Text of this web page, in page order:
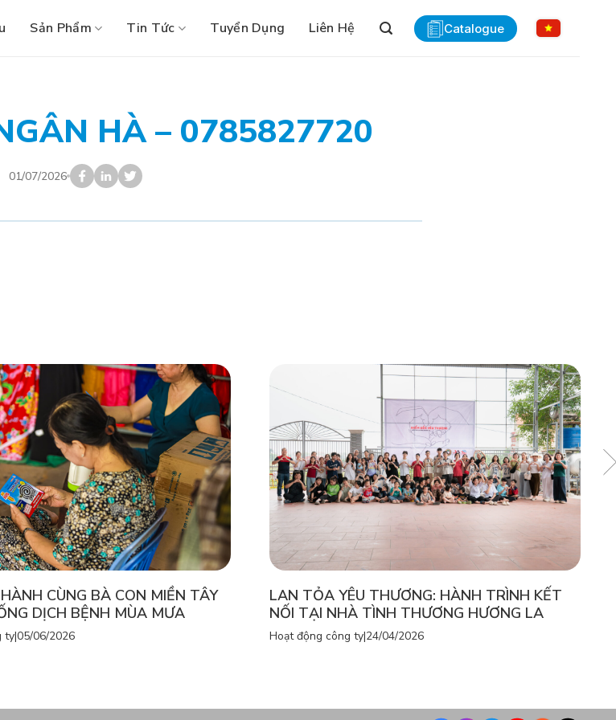
Sản Phẩm Tin Tức Tuyển Dụng Liên Hệ Catalogue
HÀ – 0785827720
01/07/2026
CÙNG BÀ CON MIỀN TÂY
DỊCH BỆNH MÙA MƯA
ty|05/06/2026
LAN TỎA YÊU THƯƠNG: HÀNH TRÌNH KẾT
NỐI TẠI NHÀ TÌNH THƯƠNG HƯƠNG LA
Hoạt động công ty|24/04/2026